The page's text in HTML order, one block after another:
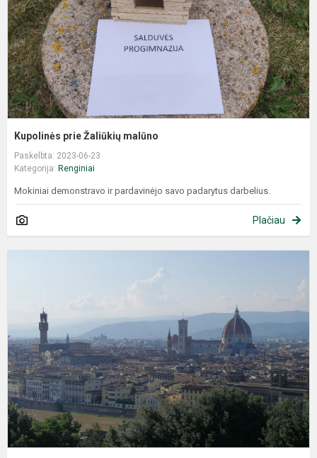
​​​​​​​Kupolinės prie Žaliūkių malūno
Paskelbta: 2023-06-23
Kategorija: Renginiai
Mokiniai demonstravo ir pardavinėjo savo padarytus darbelius.
Plačiau